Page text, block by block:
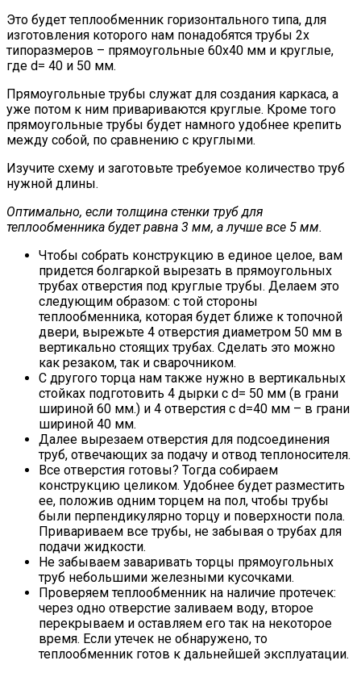
Это будет теплообменник горизонтального типа, для
изготовления которого нам понадобятся трубы 2х
типоразмеров – прямоугольные 60х40 мм и круглые,
где d= 40 и 50 мм.
Прямоугольные трубы служат для создания каркаса, а
уже потом к ним привариваются круглые. Кроме того
прямоугольные трубы будет намного удобнее крепить
между собой, по сравнению с круглыми.
Изучите схему и заготовьте требуемое количество труб
нужной длины.
Оптимально, если толщина стенки труб для
теплообменника будет равна 3 мм, а лучше все 5 мм.
Чтобы собрать конструкцию в единое целое, вам
придется болгаркой вырезать в прямоугольных
трубах отверстия под круглые трубы. Делаем это
следующим образом: с той стороны
теплообменника, которая будет ближе к топочной
двери, вырежьте 4 отверстия диаметром 50 мм в
вертикально стоящих трубах. Сделать это можно
как резаком, так и сварочником.
С другого торца нам также нужно в вертикальных
стойках подготовить 4 дырки с d= 50 мм (в грани
шириной 60 мм.) и 4 отверстия с d=40 мм – в грани
шириной 40 мм.
Далее вырезаем отверстия для подсоединения
труб, отвечающих за подачу и отвод теплоносителя.
Все отверстия готовы? Тогда собираем
конструкцию целиком. Удобнее будет разместить
ее, положив одним торцем на пол, чтобы трубы
были перпендикулярно торцу и поверхности пола.
Привариваем все трубы, не забывая о трубах для
подачи жидкости.
Не забываем заваривать торцы прямоугольных
труб небольшими железными кусочками.
Проверяем теплообменник на наличие протечек:
через одно отверстие заливаем воду, второе
перекрываем и оставляем его так на некоторое
время. Если утечек не обнаружено, то
теплообменник готов к дальнейшей эксплуатации.